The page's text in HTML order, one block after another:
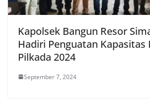
Kapolsek Bangun Resor
Hadiri Penguatan Kapasitas
Pilkada 2024
September 7, 2024